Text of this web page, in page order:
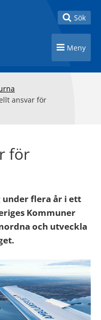
Toggle
Sök
Toggle
Meny
ansvar för
för
under flera år i ett
Kommuner
och utveckla